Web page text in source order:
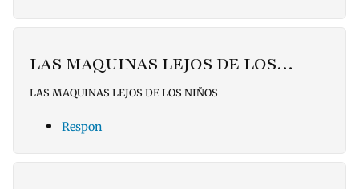
LAS MAQUINAS LEJOS DE LOS…
LAS MAQUINAS LEJOS DE LOS NIÑOS
Respon